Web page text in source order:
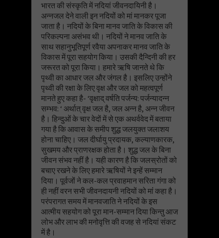
भारत की संस्कृति में नदियां जीवनदायिनी है।
अन्नजल देने वाली इन नदियों को मां मानकर पूजा
जाता है। नदियों के बिना मानव जाति के विकास की
परिकल्पना असंभव थी। नदियों ने मानव जाति के
साथ सहानुभूतिपूर्ण रवैया अपनाकर मानव जाति के
विकास में पूरा सहयोग किया। उसकी दैन्दिनी की हर
जरूरत को पूरा किया। हमारे ऋषि जानते थे कि
पृथ्वी का आधार जल और जंगल है। इसलिए उन्होंने
पृथ्वी की रक्षा के लिए वृक्ष और जल को महत्वपूर्ण
मानते हुए कहा है- ‘वृक्षाद् वर्षति पर्जन्य: पर्जन्यादन्न
सम्भव: ‘ अर्थात् वृक्ष जल है, जल अन्न है, अन्न जीवन
है। हिन्दुओं के चार वेदों में से एक अथर्ववेद में बताया
गया है कि आवास के समीप शुद्ध जलयुक्त जलाशय
होना चाहिए। जल दीर्घायु प्रदायक, कल्याणकारक,
सुखमय और प्राणरक्षक होता है। शुद्ध जल के बिना
जीवन संभव नहीं है। यही कारण है कि जलस्रोतों को
बचाए रखने के लिए हमारे ऋषियों ने इन्हें सम्मान
दिया। पूर्वजों ने कल-कल प्रवाहमान सरिता गंगा को
ही नहीं वरन सभी जीवनदायनी नदियों को मांं कहा है।
परंपरागत समय में मानवजाति ने नदियों के इस
आत्मीय सहयोग को पूरा मान-सम्मान दिया किन्तु आज
लोभ और लाभ की मनोवृत्ति की वजह से नदियां संकट
में है।